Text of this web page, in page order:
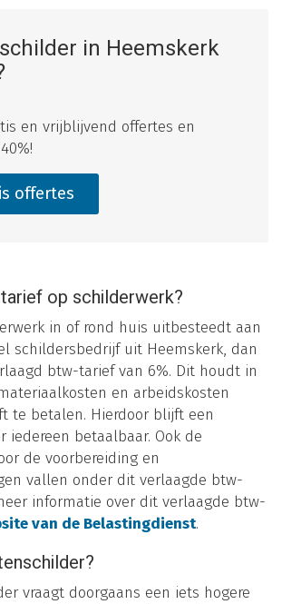
in Heemskerk
en vrijblijvend offertes en
offertes
op schilderwerk?
in of rond huis uitbesteedt aan
schildersbedrijf uit Heemskerk, dan
btw-tarief van 6%. Dit houdt in
en arbeidskosten
te betalen. Hierdoor blijft een
iedereen betaalbaar. Ook de
de voorbereiding en
vallen onder dit verlaagde btw-
informatie over dit verlaagde btw-
van de Belastingdienst.
vraagt doorgaans een iets hogere